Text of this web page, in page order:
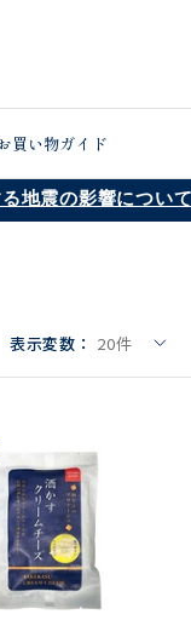
買い物ガイド
地震の影響について
表示変数： 20件